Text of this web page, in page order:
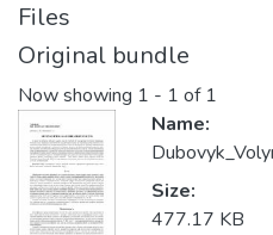
Files
Original bundle
Now showing 1 - 1 of 1
Name:
Size:
477.17 KB